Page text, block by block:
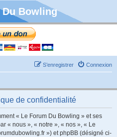
Bowling
Connexion
S’enregistrer
de confidentialité
« Le Forum Du Bowling » et ses
« nous », « notre », « nos », « Le
») et phpBB (désigné ci-